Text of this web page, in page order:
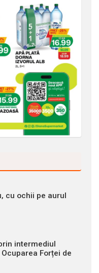
cu ochii pe aurul
intermediul
Forței de